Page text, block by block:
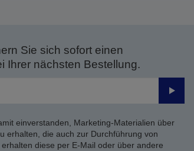
Sie sich sofort einen
Ihrer nächsten Bestellung.
einverstanden, Marketing-Materialien über
erhalten, die auch zur Durchführung von
diese per E-Mail oder über andere